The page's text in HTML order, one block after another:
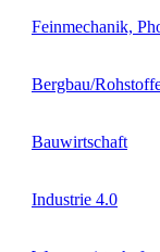
Feinmechanik,
Bergbau/
Bauwirtschaft
Industrie 4.0